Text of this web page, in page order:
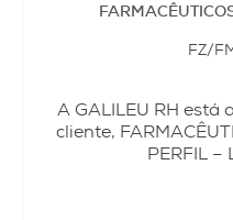
FZ/
A GALILEU RH
cliente,
PERFIL –